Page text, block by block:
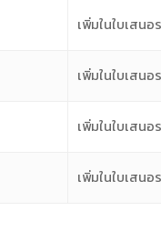
เพิ่มในใบเสนอ
เพิ่มในใบเสนอ
เพิ่มในใบเสนอ
เพิ่มในใบเสนอ